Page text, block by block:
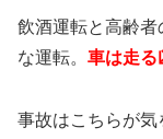
飲酒運転と高齢
な運転。 車は走る
事故はこちらが気